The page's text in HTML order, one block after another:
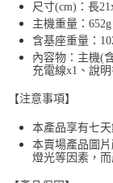
尺寸(cm)：長
主機重量：652g
含基座重量：
內容物：主機(
充電線x1、說明
【注意事項】
本產品享有七
本賣場產品圖
燈光等因素，